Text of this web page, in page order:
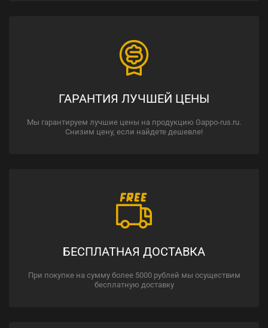
ГАРАНТИЯ ЛУЧШЕЙ ЦЕНЫ
Мы гарантируем лучшие цены на продукцию Gappo-rus.ru.
Снизим цену, если найдете дешевле!
БЕСПЛАТНАЯ ДОСТАВКА
При покупке на сумму более 5000 рублей мы осуществим
бесплатную доставку